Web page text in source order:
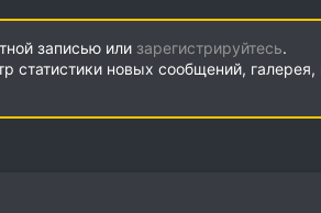
записью или зарегистрируйтесь.
статистики новых сообщений,